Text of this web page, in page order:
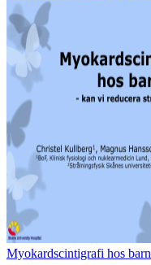
Myokardscintigrafi hos barn